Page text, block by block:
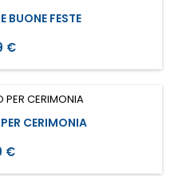
BUONE FESTE
€
CERIMONIA
€